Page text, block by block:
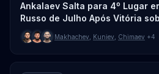
Ankalaev Salta para 4º Lugar
Russo de Julho Após Vitória
Makhachev Kuniev Chimaev +4